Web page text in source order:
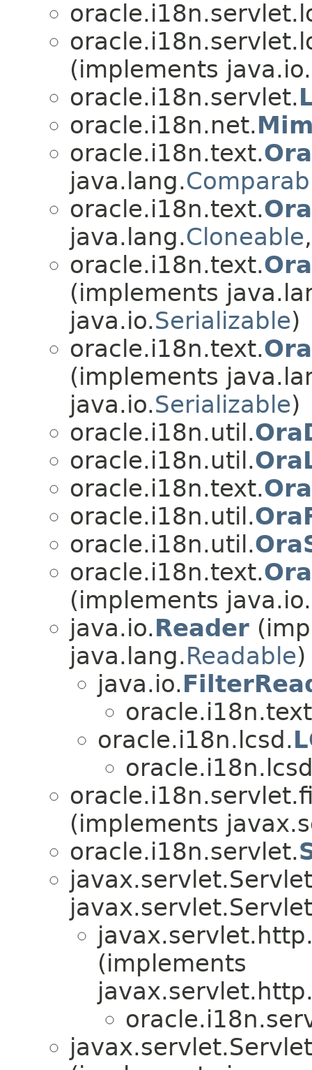
(implements java.io.
oracle.i18n.servlet.
oracle.i18n.net.
oracle.i18n.text.
java.lang.
oracle.i18n.text.
java.lang.Cloneable
oracle.i18n.text.
(implements
java.io.Serializable)
oracle.i18n.text.
(implements
java.io.Serializable)
oracle.i18n.util.
oracle.i18n.util.
oracle.i18n.text.
oracle.i18n.util.
oracle.i18n.util.
oracle.i18n.text.
(implements java.io.
java.io.Reader
java.lang.Readable)
java.io.
oracle.i18n.lcsd.
(implements
oracle.i18n.servlet.
(implements